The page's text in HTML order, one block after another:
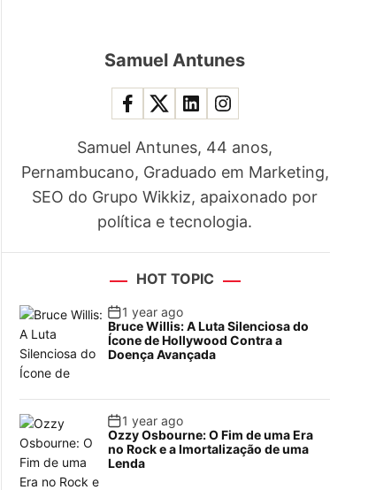
Samuel Antunes
Samuel Antunes, 44 anos,
Pernambucano, Graduado em Marketing,
SEO do Grupo Wikkiz, apaixonado por
política e tecnologia.
HOT TOPIC
1 year ago
Bruce Willis: A Luta Silenciosa do
Ícone de Hollywood Contra a
Doença Avançada
1 year ago
Ozzy Osbourne: O Fim de uma Era
no Rock e a Imortalização de uma
Lenda